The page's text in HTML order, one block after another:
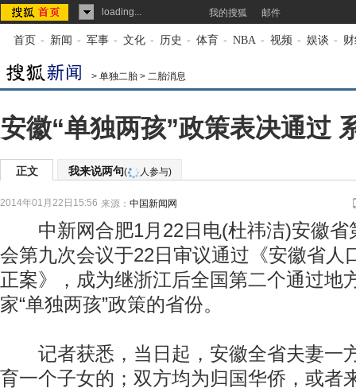
loading... 我的搜狐 邮件
首页 - 新闻 - 军事 - 文化 - 历史 - 体育 - NBA - 视频 - 娱谈 -
> 单独二胎 > 二胎消息
安徽“单独两孩”政策表决通过
正文 我来说两句( 人参与)
2014年01月22日15:56 来源： 中国新闻网
中新网合肥1月22日电(杜祎洁)安徽省
会第九次会议于22日审议通过《安徽省人
正案》，成为继浙江后全国第二个通过地
家“单独两孩”政策的省份。
记者获悉，当日起，安徽全省夫妻一
育一个子女的；双方均为归国华侨，或者